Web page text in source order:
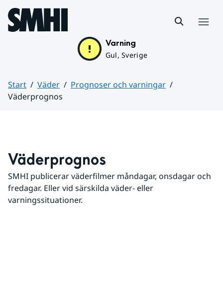
Hoppa till sidans innehåll
Varning
Gul, Sverige
Start Väder
Prognoser och varningar
Väderprognos
Väderprognos
SMHI publicerar väderfilmer måndagar, onsdagar och
fredagar. Eller vid särskilda väder- eller
varningssituationer.